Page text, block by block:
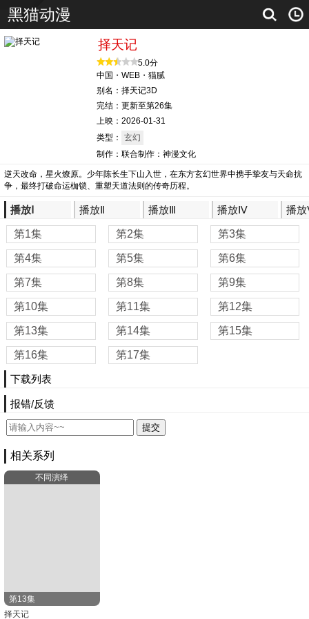
黑猫动漫
择天记
5.0分
中国・WEB・猫腻
别名：择天记3D
完结：更新至第26集
上映：2026-01-31
类型：
玄幻
制作：联合制作：神漫文化
逆天改命，星火燎原。少年陈长生下山入世，在东方玄幻世界中携手挚友与天命抗
争，最终打破命运枷锁、重塑天道法则的传奇历程。
播放Ⅰ 播放Ⅱ 播放Ⅲ 播放Ⅳ 播
第1集 第2集 第3集
第4集 第5集 第6集
第7集 第8集 第9集
第10集 第11集 第12集
第13集 第14集 第15集
第16集 第17集
下载列表
报错/反馈
相关系列
不同演绎
第13集
择天记